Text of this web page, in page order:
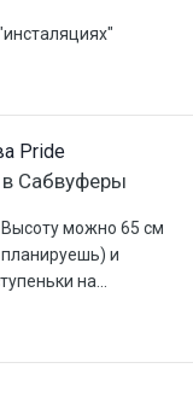
Pride
Сабвуферы
можно 65 см
и
на...